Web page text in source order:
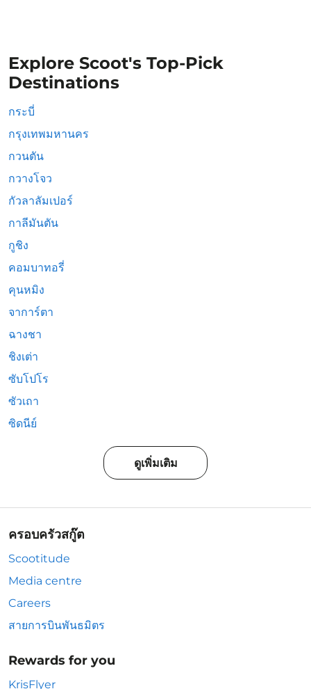
Explore Scoot's Top-Pick
Destinations
กระบี่
กรุงเทพมหานคร
กวนตัน
กวางโจว
กัวลาลัมเปอร์
กาลีมันตัน
กูชิง
คอมบาทอรี่
คุนหมิง
จาการ์ตา
ฉางชา
ชิงเต่า
ซับโปโร
ซัวเถา
ซิดนีย์
ดูเพิ่มเติม
ครอบครัวสกู๊ต
Scootitude
Media centre
Careers
สายการบินพันธมิตร
Rewards for you
KrisFlyer